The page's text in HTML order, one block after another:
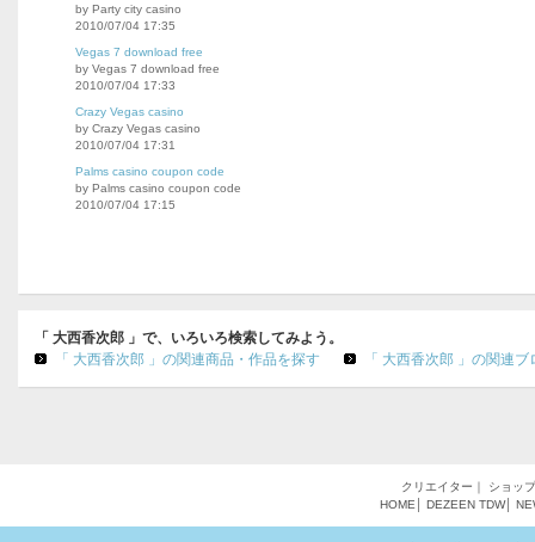
by Party city casino
2010/07/04 17:35
Vegas 7 download free
by Vegas 7 download free
2010/07/04 17:33
Crazy Vegas casino
by Crazy Vegas casino
2010/07/04 17:31
Palms casino coupon code
by Palms casino coupon code
2010/07/04 17:15
「 大西香次郎 」で、いろいろ検索してみよう。
「 大西香次郎 」の関連商品・作品を探す
「 大西香次郎 」の関連
クリエイター ｜ ショップ
HOME
DEZEEN TDW│